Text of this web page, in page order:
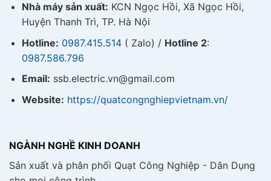
Nhà máy sản xuất: KCN Ngọc Hồi, Xã Ngọc Hồi,
Huyện Thanh Trì, TP. Hà Nội
Hotline: 0987.415.514( Zalo) / Hotline 2:
0987.586.796
Email: ssb.electric.vn@gmail.com
Website: https://quatcongnghiepvietnam.vn/
NGÀNH NGHỀ KINH DOANH
Sản xuất và phân phối Quạt Công Nghiệp - Dân Dụng